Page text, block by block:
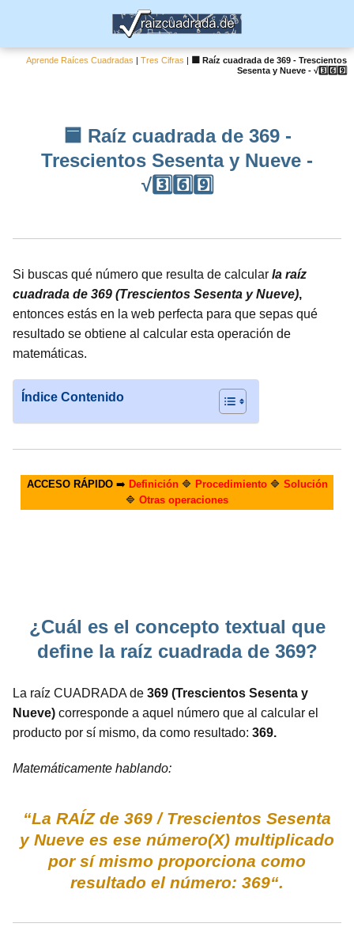
Aprende Raíces Cuadradas |Tres Cifras |
🟦 Raíz cuadrada de 369 - Trescientos
Sesenta y Nueve - √3️⃣6️⃣9️⃣
🟦 Raíz cuadrada de 369 -
Trescientos Sesenta y Nueve -
√3️⃣6️⃣9️⃣
Si buscas qué número que resulta de calcular la raíz
cuadrada de 369 (Trescientos Sesenta y Nueve),
entonces estás en la web perfecta para que sepas qué
resultado se obtiene al calcular esta operación de
matemáticas.
Índice Contenido
ACCESO RÁPIDO➡️ Definición🔷 Procedimiento🔷 Solución
🔷 Otras operaciones
¿Cuál es el concepto textual que
define la raíz cuadrada de 369?
La raíz CUADRADA de 369 (Trescientos Sesenta y
Nueve) corresponde a aquel número que al calcular el
producto por sí mismo, da como resultado: 369.
Matemáticamente hablando:
“La RAÍZ de 369 / Trescientos Sesenta
y Nueve es ese número(X) multiplicado
por sí mismo proporciona como
resultado el número: 369“.